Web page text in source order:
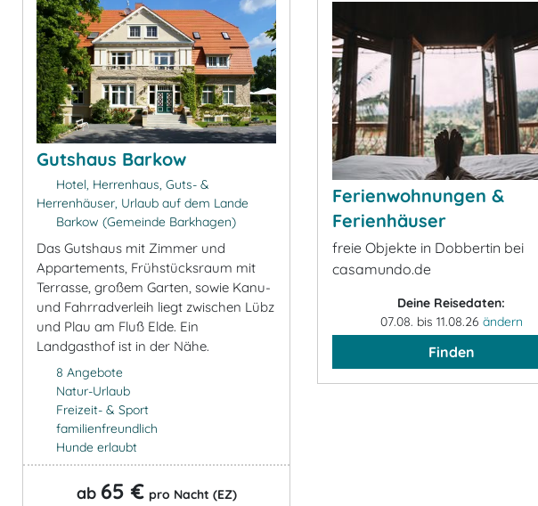
Gutshaus Barkow
Hotel, Herrenhaus, Guts- &
Herrenhäuser, Urlaub auf dem Lande
Barkow (Gemeinde Barkhagen)
Das Gutshaus mit Zimmer und
Appartements, Frühstücksraum mit
Terrasse, großem Garten, sowie Kanu-
und Fahrradverleih liegt zwischen Lübz
und Plau am Fluß Elde. Ein
Landgasthof ist in der Nähe.
8 Angebote
Natur-Urlaub
Freizeit- & Sport
familienfreundlich
Hunde erlaubt
ab 65 € pro Nacht (EZ)
Ferienwohnungen &
Ferienhäuser
freie Objekte in Dobbertin bei
casamundo.de
Deine Reisedaten:
07.08. bis 11.08.26 ändern
Finden